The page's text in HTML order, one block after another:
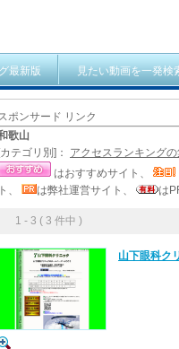
最新版 見たい動画を一発検
ポンサード リンク
歌山
[カテゴリ別]： アクセスランキング
はおすすめサイト、
ト、
は弊社運営サイト、 は
1 - 3 ( 3 件中 )
山下眼科ク